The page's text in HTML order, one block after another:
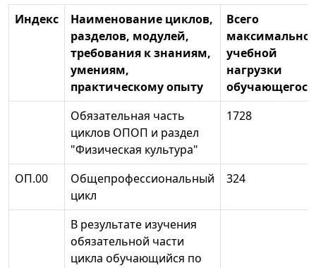
Индекс
Наименование циклов,
разделов, модулей,
требования к знаниям,
умениям,
практическому опыту
Всего
учебной
нагрузки
обучающегося
Обязательная часть
циклов ОПОП и раздел
"Физическая культура"
1728
ОП.00
Общепрофессиональный
цикл
324
В результате изучения
обязательной части
цикла обучающийся по